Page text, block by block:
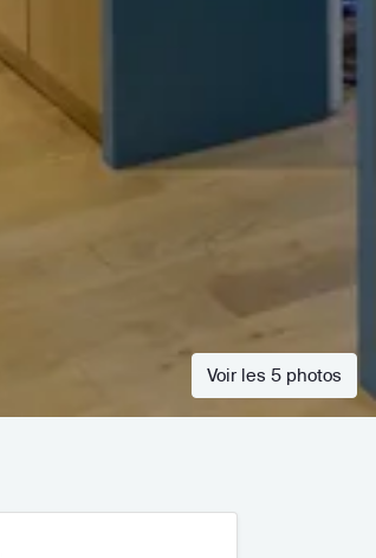
Voir les 5 photos